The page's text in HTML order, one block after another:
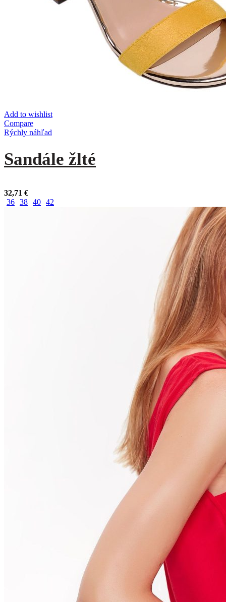
Add to wishlist
Compare
Rýchly náhľad
Sandále žlté
32,71 €
36 38 40 42